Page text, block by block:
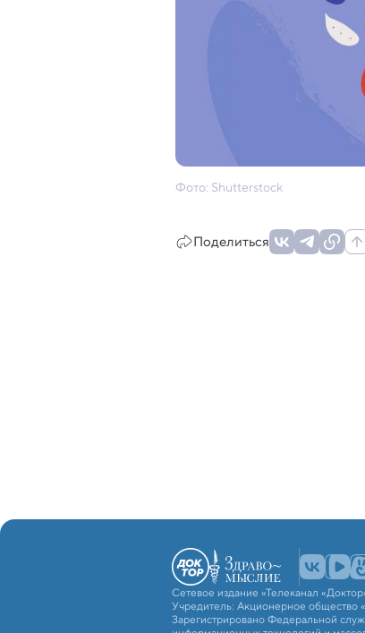
Фото: Shutterstock
Поделиться
Сетевое издание «Телеканал
Учредитель: Акционерное общество
Зарегистрировано Федеральной